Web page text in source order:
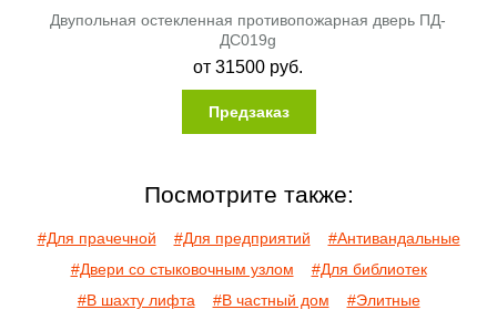
Двупольная остекленная противопожарная дверь ПД-
ДC019g
от31500 руб.
Предзаказ
Посмотрите также:
#Для прачечной #Для предприятий
#Антивандальные
#Двери со стыковочным узлом
#Для библиотек
#В шахту лифта
#В частный дом
#Элитные